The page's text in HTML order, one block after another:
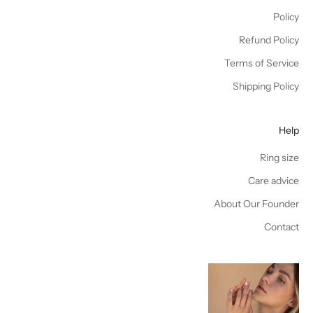
Policy
Refund Policy
Terms of Service
Shipping Policy
Help
Ring size
Care advice
About Our Founder
Contact